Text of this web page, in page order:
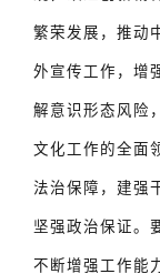
繁荣发展，推动
外宣传工作，增
解意识形态风险
文化工作的全面
法治保障，建强
坚强政治保证。
不断增强工作能